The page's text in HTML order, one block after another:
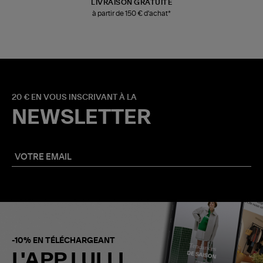
LIVRAISON GRATUITE
à partir de 150 € d'achat*
20 € EN VOUS INSCRIVANT À LA
NEWSLETTER
-10% EN TÉLÉCHARGEANT